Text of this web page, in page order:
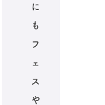
に
も
フ
ェ
ス
や